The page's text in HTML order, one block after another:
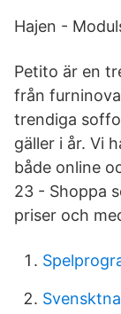
Hajen -
Petito är en
från
trendiga
gäller i år. Vi
både online
23 - Shoppa
priser och